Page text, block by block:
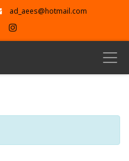
ad_aees@hotmail.com